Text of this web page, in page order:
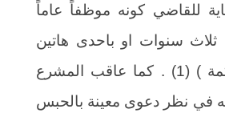
للقاضي كونه موظفاً عاماً
سنوات او باحدى هاتين
العقوبتين اذا وقعت الاهانة او التهديد على حاكم او محكمة ) (1) . كما عاقب المشرع
في نظر دعوى معينة بالحبس